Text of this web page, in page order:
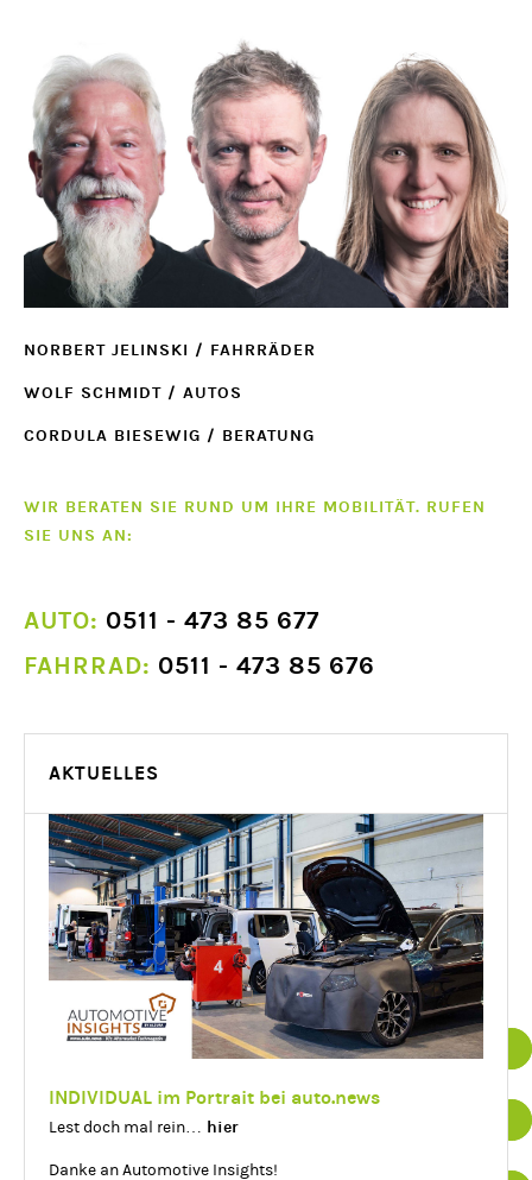
NORBERT JELINSKI / FAHRRÄDER
WOLF SCHMIDT / AUTOS
CORDULA BIESEWIG / BERATUNG
WIR BERATEN SIE RUND UM IHRE MOBILITÄT. RUFEN
SIE UNS AN:
AUTO: 0511 - 473 85 677
FAHRRAD: 0511 - 473 85 676
AKTUELLES
INDIVIDUAL im Portrait bei auto.news
Lest doch mal rein… hier
Danke an Automotive Insights!
Essenziell